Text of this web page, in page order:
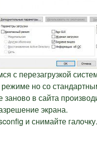
с перезагрузкой
но со
в сайта
экрана.
и снимайте